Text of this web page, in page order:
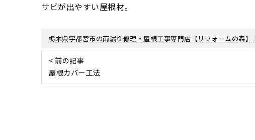
サビが出やすい屋根材。
栃木県宇都宮市の雨漏り修理・屋根工事専門店【リフォームの森】
< 前の記事
屋根カバー工法